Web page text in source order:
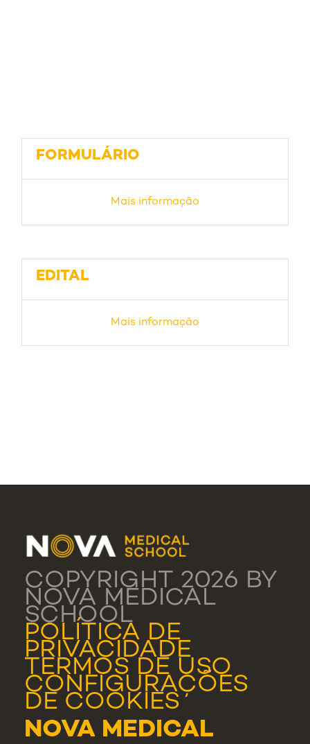
FORMULÁRIO
Mais informação
EDITAL
Mais informação
COPYRIGHT 2026 BY
NOVA MEDICAL
SCHOOL
POLÍTICA DE
PRIVACIDADE
TERMOS DE USO
CONFIGURAÇÕES
DE COOKIES
NOVA MEDICAL